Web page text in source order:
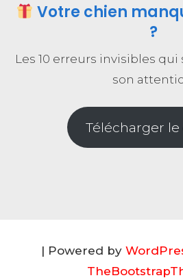
Votre chien
?
Les 10 erreurs invisibles
son
Télécharger
| Powered by